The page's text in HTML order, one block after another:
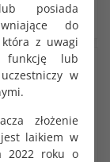
posiada
do
z uwagi
funkcję lub
w
złożenie
laikiem w
2022 roku o
KOSZYKA